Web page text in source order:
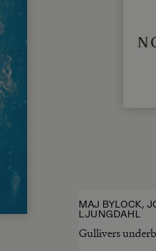
MAJ BYLOCK,
LJUNGDAHL
Gullivers